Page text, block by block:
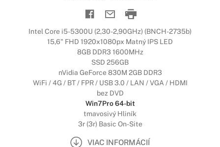
Intel Core i5-5300U (2,30-2,90GHz) (BNCH-2735b)
15,6" FHD 1920x1080px Matný IPS LED
8GB DDR3 1600MHz
SSD 256GB
nVidia GeForce 830M 2GB DDR3
WiFi / 4G / BT / FPR / USB 3.0 / LAN / VGA / HDMI
bez DVD
Win7Pro 64-bit
tmavosivý Hliník
3r (3r) Basic On-Site
VIAC INFORMÁCIÍ